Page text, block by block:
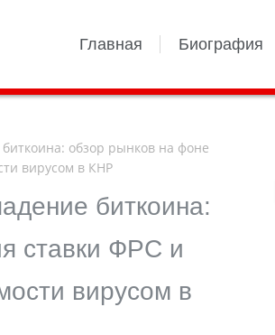
Главная Биография
обзор рынков на фоне
вирусом в КНР
биткоина:
ставки ФРС и
вирусом в